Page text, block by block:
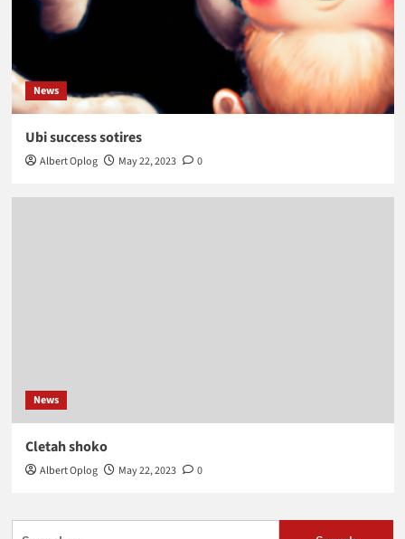
News
Ubi success sotires
Albert Oplog May 22, 2023 0
News
Cletah shoko
Albert Oplog May 22, 2023 0